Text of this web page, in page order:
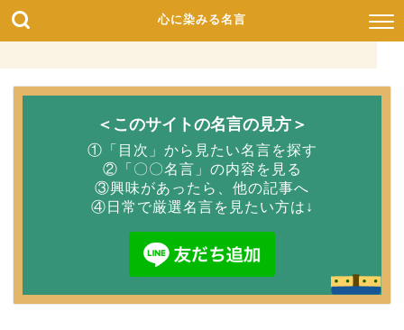
心に染みる名言
＜このサイトの名言の見方＞
①「目次」から見たい名言を探す
②「〇〇名言」の内容を見る
③興味があったら、他の記事へ
④日常で厳選名言を見たい方は↓